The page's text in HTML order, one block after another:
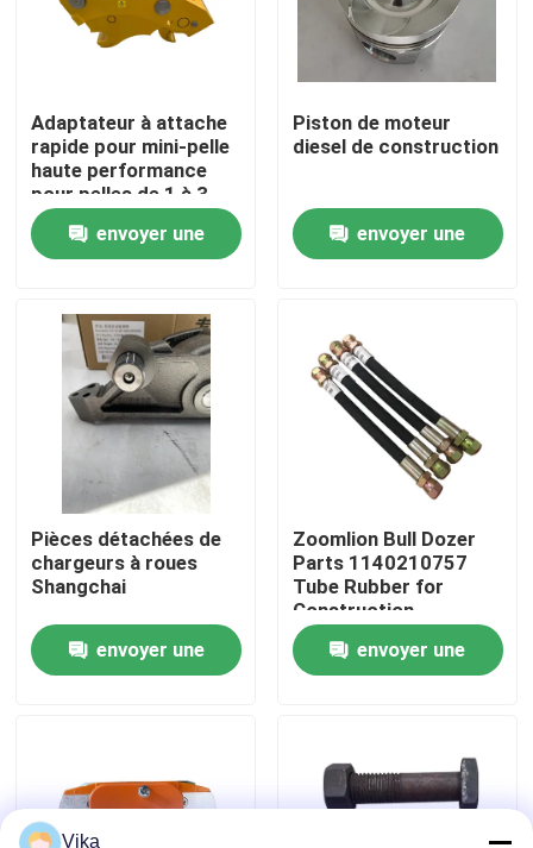
Aperçu
Produits
A propos de nous
Visite d'usine
Contrôle de la qualité
Contact
Pièces de rechange Cummins
Adaptateur à attache
rapide pour mini-pelle
haute performance
pour pelles de 1 à 3
tonnes
envoyer une
Piston de moteur
diesel de construction
envoyer une
Pièces détachées de
chargeurs à roues
Shangchai
envoyer une
Zoomlion Bull Dozer
Parts 1140210757
Tube Rubber for
Construction
Machinery Maintaining
envoyer une
Vika